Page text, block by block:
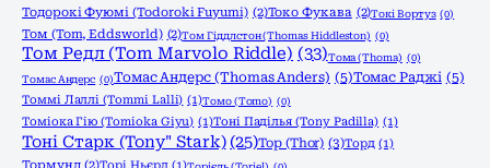
Тодорокі Фуюмі (Todoroki Fuyumi) (2)Токо Фукава (2)Токі Вортуз (0)
Том (Tom, Eddsworld) (2)Том Гіддлстон (Thomas Hiddleston) (0)
Том Редл (Tom Marvolo Riddle) (33)Тома (Thoma) (0)
Томас Андерс (0)Томас Андерс (Thomas Anders) (5)Томас Раджі (5)
Томмі Лаллі (Tommi Lalli) (1)Томо (Tomo) (0)
Томіока Гію (Tomioka Giyu) (1)Тоні Паділья (Tony Padilla) (1)
Тоні Старк (Tony" Stark) (25)Тор (Thor) (3)Торд (1)